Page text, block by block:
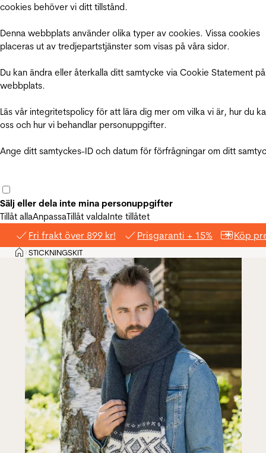
cookies behöver vi ditt tillstånd.
Denna webbplats använder olika typer av cookies. Vissa cookies
placeras ut av tredjepartstjänster som visas på våra sidor.
Du kan ändra eller återkalla ditt samtycke via Cookie Statement
webbplats.
Läs vår integritetspolicy för att lära dig mer om vilka vi är, hur du
oss och hur vi behandlar personuppgifter.
Ange ditt samtyckes-ID och datum för förfrågningar om ditt
Sälj eller dela inte mina personuppgifter
Tillåt allaAnpassaTillåt valdaInte tillåtet
Fri frakt över 899 kr! Prisgaranti + 15% Köp
Hem
>STICKNINGSKIT